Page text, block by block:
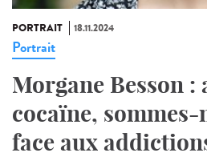
PORTRAIT 18.11.2024
Portrait
Morgane Besson :
cocaïne, sommes-
face aux